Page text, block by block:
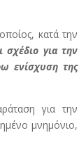
κατά την
σχέδιο για την
ενίσχυση της
για την
μνημόνιο,